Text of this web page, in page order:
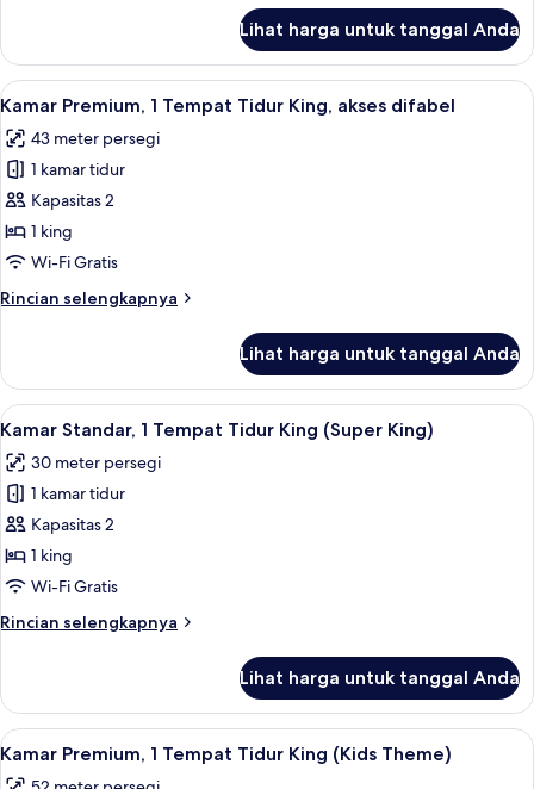
Kamar
Standar,
1
Tidur
King
Lihat harga untuk tanggal Anda
Lihat
semua
foto
untuk
Kamar
Premium,
1
Tidur
difabel
Selimut bulu angsa, brankas, dan
4
Kamar Premium, 1 Tempat Tidur King, akses difabel
43 meter persegi
1 kamar tidur
Kapasitas 2
1 king
Wi-Fi Gratis
Rincian selengkapnya
Rincian
Kamar
Premium,
1
Tidur
King,
akses
difabel
Lihat harga untuk tanggal Anda
Lihat
semua
foto
untuk
Kamar
Standar,
1
Tidur
King)
Kamar Standar, 1 Tempat Tidur
4
Kamar Standar, 1 Tempat Tidur King (Super King)
30 meter persegi
1 kamar tidur
Kapasitas 2
1 king
Wi-Fi Gratis
Rincian selengkapnya
Rincian
Kamar
Standar,
1
Lihat harga untuk tanggal Anda
Lihat
semua
Kamar Premium, 1 Tempat Tidur
4
Kamar Premium, 1 Tempat Tidur King (Kids Theme)